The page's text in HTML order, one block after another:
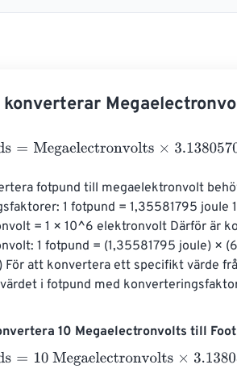
konverterar
=Megaelectronvolts×
fotpund till megaelektronvolt
1 fotpund = 1,35581795 joule
= 1 × 10^6 elektronvolt Därför är
1 fotpund = (1,35581795 joule) ×
För att konvertera ett specifikt värde
i fotpund med
10 Megaelectronvolts till
=10 Megaelectronvolts×